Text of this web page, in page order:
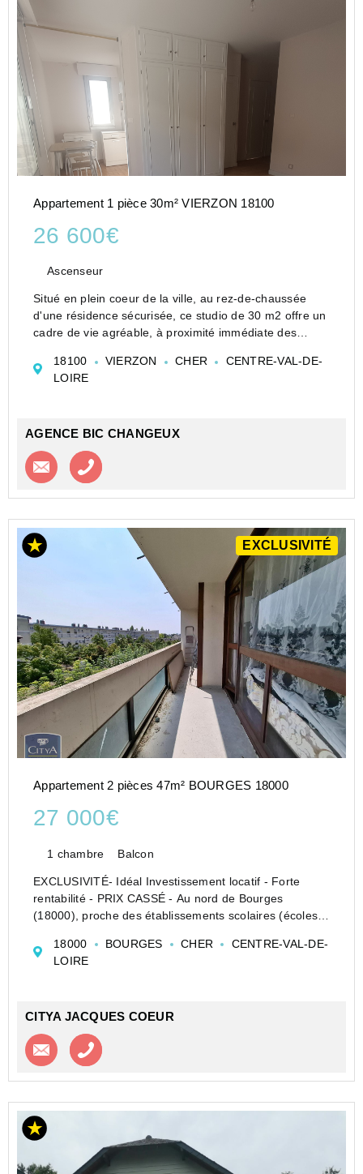
Appartement 1 pièce 30m² VIERZON 18100
26 600€
Ascenseur
Situé en plein coeur de la ville, au rez-de-chaussée
d'une résidence sécurisée, ce studio de 30 m2 offre un
cadre de vie agréable, à proximité immédiate des
Il se compose d'une entrée, d'une pièce à vivre , ...
18100 VIERZON CHER
CENTRE-VAL-DE-
LOIRE
AGENCE BIC CHANGEUX
Contacter l'agence
EXCLUSIVITÉ
Appartement 2 pièces 47m² BOURGES 18000
27 000€
1 chambre Balcon
EXCLUSIVITÉ- Idéal Investissement locatif - Forte
rentabilité - PRIX CASSÉ - Au nord de Bourges
(18000), proche des établissements scolaires (écoles,
commerces et de toutes les commodités, transports en
commun ...
18000 BOURGES CHER
CENTRE-VAL-DE-
LOIRE
CITYA JACQUES COEUR
Contacter l'agence